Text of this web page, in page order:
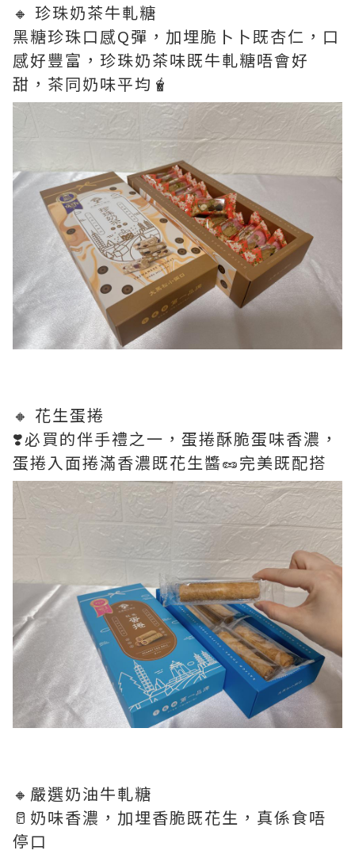
🔸 珍珠奶茶牛軋糖
黑糖珍珠口感Q彈，加埋脆卜卜既杏仁，口
感好豐富，珍珠奶茶味既牛軋糖唔會好
甜，茶同奶味平均🧋
🔸 花生蛋捲
❣️必買的伴手禮之一，蛋捲酥脆蛋味香濃，
蛋捲入面捲滿香濃既花生醬🥜完美既配搭
🔸嚴選奶油牛軋糖
🥛奶味香濃，加埋香脆既花生，真係食唔
停口